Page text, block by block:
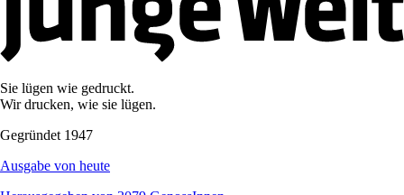
Sie lügen wie gedruckt.
Wir drucken, wie sie lügen.
Gegründet 1947
Ausgabe von heute